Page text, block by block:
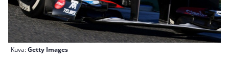
Kuva:Getty Images